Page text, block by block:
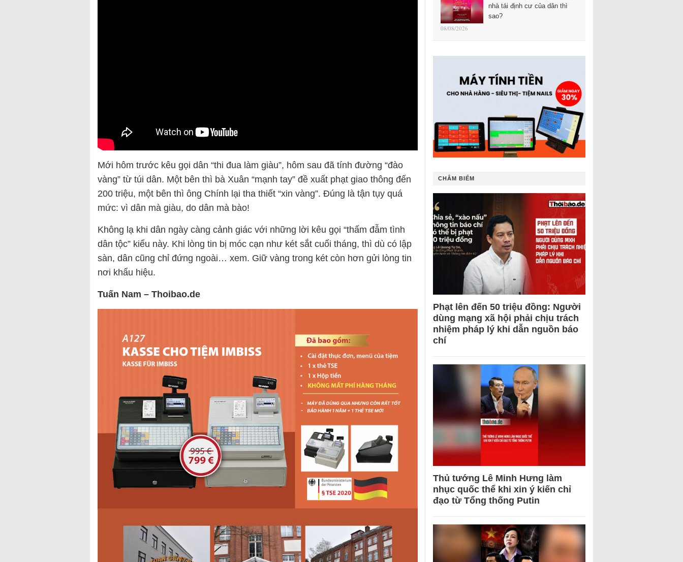
Mới hôm trước kêu gọi dân “thi đua làm giàu”, hôm sau đã tính đường “đào
vàng” từ túi dân. Một bên thì bà Xuân “mạnh tay” đề xuất phạt giao thông đến
200 triệu, một bên thì ông Chính lại tha thiết “xin vàng”. Đúng là tận tụy quá
mức: vì dân mà giàu, do dân mà bào!
Không lạ khi dân ngày càng cảnh giác với những lời kêu gọi “thấm đẫm tình
dân tộc” kiểu này. Khi lòng tin bị móc cạn như két sắt cuối tháng, thì dù có lập
sàn, dân cũng chỉ đứng ngoài… xem. Giữ vàng trong két còn hơn gửi lòng tin
nơi khẩu hiệu.
Tuấn Nam – Thoibao.de
nhà tái định cư của dân thì
sao?
08/08/2026
CHÂM BIẾM
Phạt lên đến 50 triệu đồng: Người
dùng mạng xã hội phải chịu trách
nhiệm pháp lý khi dẫn nguồn báo
chí
Thủ tướng Lê Minh Hưng làm
nhục quốc thể khi xin ý kiến chỉ
đạo từ Tổng thống Putin